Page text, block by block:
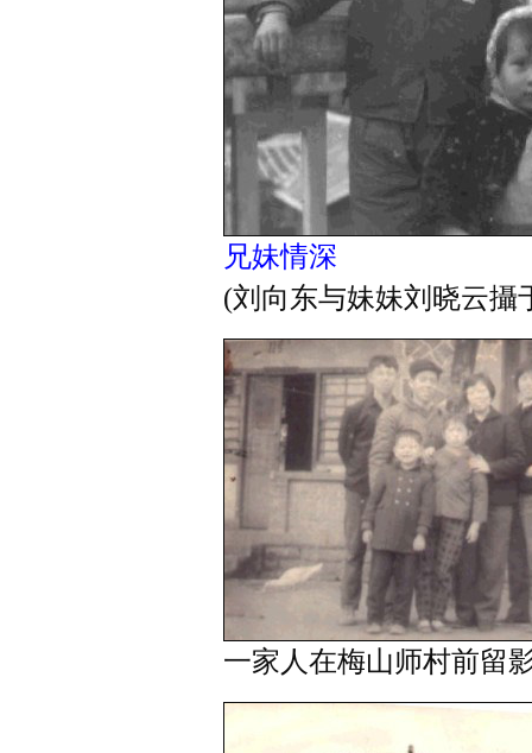
兄妹情深
(刘向东与妹妹刘晓云攝
一家人在梅山师村前留